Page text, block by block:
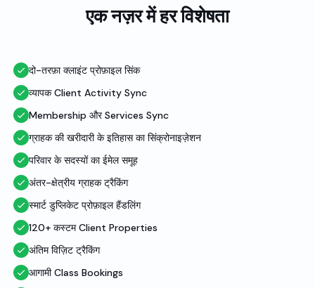
एक नज़र में हर विशेषता
दो-तरफ़ा क्लाइंट प्रोफ़ाइल सिंक
व्यापक Client Activity Sync
Membership और Services Sync
ग्राहक की खरीदारी के इतिहास का सिंक्रोनाइज़ेशन
परिवार के सदस्यों का ईमेल समूह
अंतर-क्षेत्रीय ग्राहक ट्रैकिंग
स्मार्ट डुप्लिकेट प्रोफ़ाइल हैंडलिंग
120+ कस्टम Client Properties
अंतिम विज़िट ट्रैकिंग
आगामी Class Bookings